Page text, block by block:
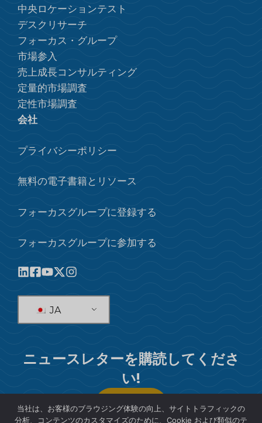
中央ロケーションテスト
デスクリサーチ
フォーカス・グループ
市場参入
売上成長コンサルティング
定量的市場調査
定性市場調査
会社
プライバシーポリシー
無料の電子書籍とリソース
フォーカスグループに登録する
フォーカスグループに参加する
JA
ニュースレターを購読してくださ
い!
購読する
当社は、お客様のブラウジング体験の向上、サイトトラフィックの
分析、コンテンツのカスタマイズのために、Cookie および類似のテ